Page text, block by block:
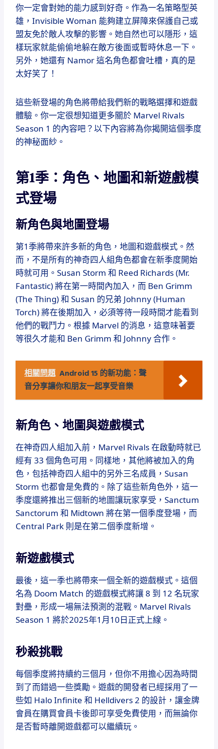
你一定會對她的能力感到好奇。作為一名策略型英
雄，Invisible Woman 能夠建立屏障來保護自己或
盟友免於敵人攻擊的影響。她自然也可以隱形，這
樣玩家就能偷偷地躲在敵方後面或暫時休息一下。
另外，她還有 Namor 這名角色都會吐槽，真的是
太好笑了！
這些新登場的角色將帶給我們新的戰略選擇和遊戲
體驗。你一定很想知道更多關於 Marvel Rivals
Season 1 的內容吧？以下內容將為你揭開這個季度
的神秘面紗。
第1季：角色、地圖和新遊戲模
式登場
新角色與地圖登場
第1季將帶來許多新的角色，地圖和遊戲模式。然
而，不是所有的神奇四人組角色都會在新季度開始
時就可用。Susan Storm 和 Reed Richards (Mr.
Fantastic) 將在第一時間內加入，而 Ben Grimm
(The Thing) 和 Susan 的兄弟 Johnny (Human
Torch) 將在後期加入，必須等待一段時間才能看到
他們的戰鬥力。根據 Marvel 的消息，這意味著要
等很久才能和 Ben Grimm 和 Johnny 合作。
相關問題 Android 15 的新功能：聲
音分享讓你和朋友一起享受音樂
新角色、地圖與遊戲模式
在神奇四人組加入前，Marvel Rivals 在啟動時就已
經有 33 個角色可用。同樣地，其他將被加入的角
色，包括神奇四人組中的另外三名成員，Susan
Storm 也都會是免費的。除了這些新角色外，這一
季度還將推出三個新的地圖讓玩家享受，Sanctum
Sanctorum 和 Midtown 將在第一個季度登場，而
Central Park 則是在第二個季度新增。
新遊戲模式
最後，這一季也將帶來一個全新的遊戲模式。這個
名為 Doom Match 的遊戲模式將讓 8 到 12 名玩家
對壘，形成一場無法預測的混戰。Marvel Rivals
Season 1 將於2025年1月10日正式上線。
秒殺挑戰
每個季度將持續約三個月，但你不用擔心因為時間
到了而錯過一些獎勵。遊戲的開發者已經採用了一
些如 Halo Infinite 和 Helldivers 2 的設計，讓金牌
會員在購買會員卡後即可享受免費使用，而無論你
是否暫時離開遊戲都可以繼續玩。